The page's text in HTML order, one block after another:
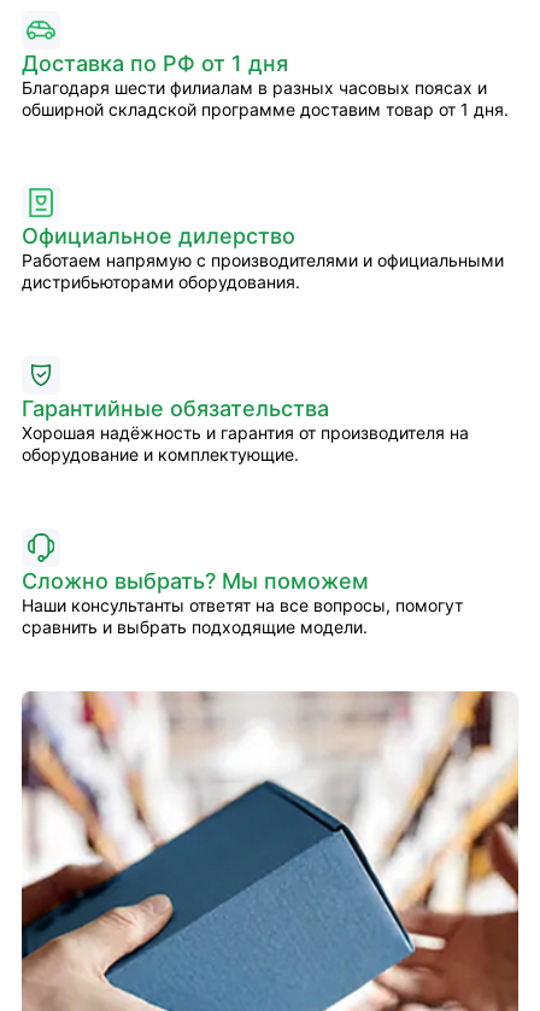
Доставка по РФ от 1 дня
Благодаря шести филиалам в разных часовых поясах и
обширной складской программе доставим товар от 1 дня.
Официальное дилерство
Работаем напрямую с производителями и официальными
дистрибьюторами оборудования.
Гарантийные обязательства
Хорошая надёжность и гарантия от производителя на
оборудование и комплектующие.
Сложно выбрать? Мы поможем
Наши консультанты ответят на все вопросы, помогут
сравнить и выбрать подходящие модели.